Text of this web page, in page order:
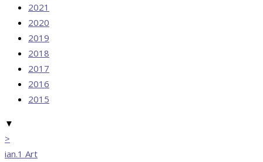
2021
2020
2019
2018
2017
2016
2015
▼
>
ian.1 Art